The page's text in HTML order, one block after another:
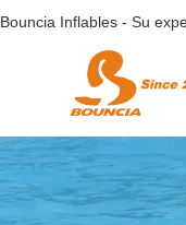
Bouncia Inflables - Su